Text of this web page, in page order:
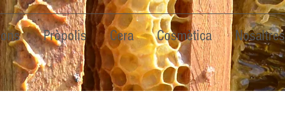
Pròpolis Cera Cosmètica Nosaltres